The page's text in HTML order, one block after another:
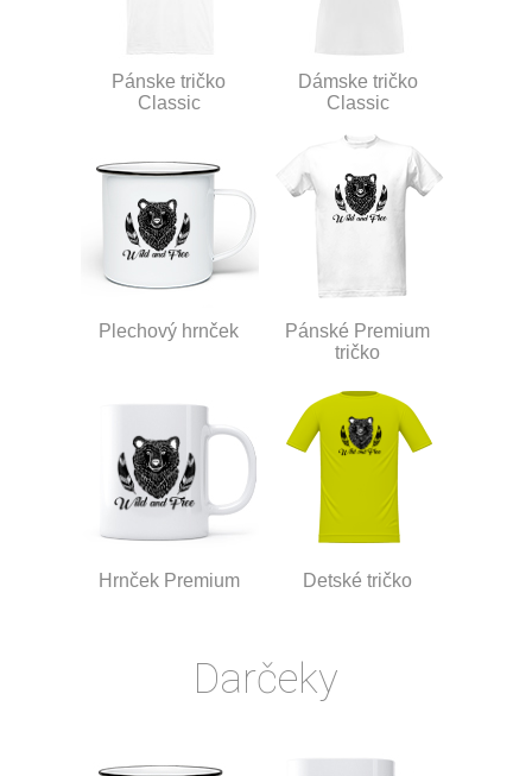
Pánske tričko
Classic
Dámske tričko
Classic
Plechový hrnček
Pánské Premium
tričko
Hrnček Premium Detské tričko
Darčeky